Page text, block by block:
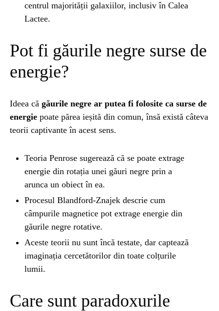
centrul majorității galaxiilor, inclusiv în Calea
Lactee.
Pot fi găurile negre surse de
energie?
Ideea că găurile negre ar putea fi folosite ca surse de
energie poate părea ieșită din comun, însă există câteva
teorii captivante în acest sens.
Teoria Penrose sugerează că se poate extrage
energie din rotația unei găuri negre prin a
arunca un obiect în ea.
Procesul Blandford-Znajek descrie cum
câmpurile magnetice pot extrage energie din
găurile negre rotative.
Aceste teorii nu sunt încă testate, dar captează
imaginația cercetătorilor din toate colțurile
lumii.
Care sunt paradoxurile
întâmplă